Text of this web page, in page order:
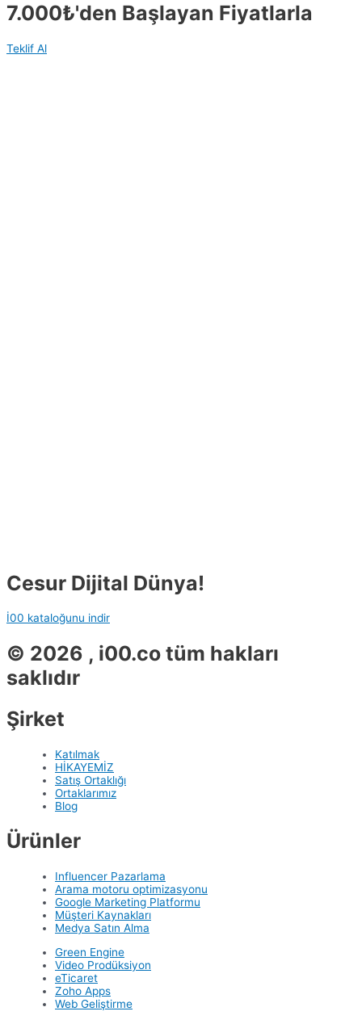
7.000₺'den Başlayan Fiyatlarla
Teklif Al
Cesur Dijital Dünya!
İ00 kataloğunu indir
© 2026 , i00.co tüm hakları
saklıdır
Şirket
Katılmak
HİKAYEMİZ
Satış Ortaklığı
Ortaklarımız
Blog
Ürünler
Influencer Pazarlama
Arama motoru optimizasyonu
Google Marketing Platformu
Müşteri Kaynakları
Medya Satın Alma
Green Engine
Video Prodüksiyon
eTicaret
Zoho Apps
Web Geliştirme